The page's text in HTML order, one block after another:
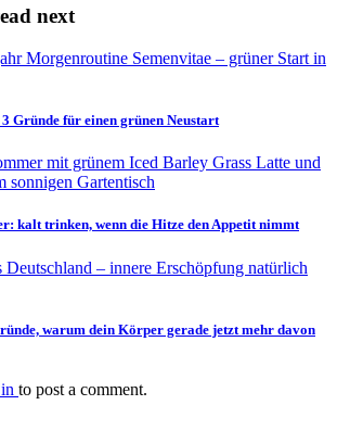
next
Gründe für einen grünen Neustart
kalt trinken, wenn die Hitze den Appetit nimmt
warum dein Körper gerade jetzt mehr davon
to post a comment.